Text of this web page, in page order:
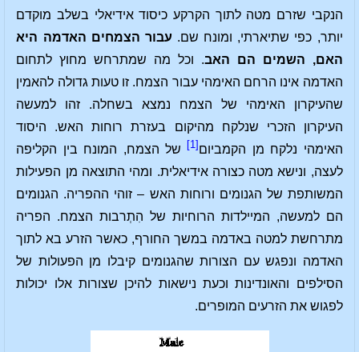
הנקבי שזרם מטה לתוך הקרקע כיסוד אידיאלי בשלב מוקדם
יותר, כפי שתיארתי, ומונח שם. עבור הצמחים האדמה היא
האם, השמים הם האב. וכל מה שמתרחש מחוץ לתחום
האדמה אינו הרחם האימהי עבור הצמח. זו טעות גדולה להאמין
שהעיקרון האימהי של הצמח נמצא בשחלה. זהו למעשה
העיקרון הזכרי שנלקח מהיקום בעזרת רוחות האש. היסוד
האימהי נלקח מן הקמביום [1]
של הצמח, המונח בין הקליפה
לעצה, ונישא מטה כצורה אידיאלית. ומהי התוצאה מן הפעילות
המשותפת של הגנומים ורוחות האש – זוהי ההפריה. הגנומים
הם למעשה, המיילדות הרוחיות של הִתְרבות הצמח. הפריה
מתרחשת למטה באדמה במשך החורף, כאשר הזרע בא לתוך
האדמה ונפגש עם הצורות שהגנומים קיבלו מן הפעולות של
הסילפים והאונדינות וכעת נישאות להיכן שצורות אלו יכולות
לפגוש את הזרעים המופרים.